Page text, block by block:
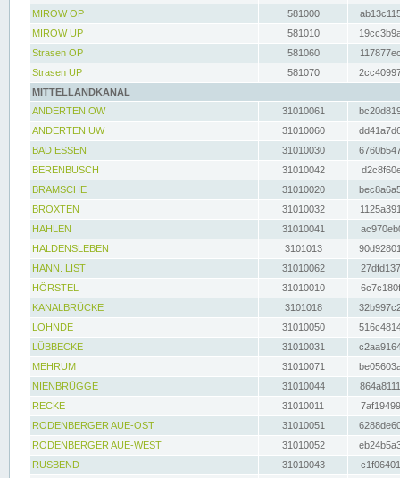
MIROW OP
581000
MIROW UP
581010
Strasen OP
581060
Strasen UP
581070
MITTELLANDKANAL
ANDERTEN OW
31010061
ANDERTEN UW
31010060
BAD ESSEN
31010030
BERENBUSCH
31010042
BRAMSCHE
31010020
BROXTEN
31010032
HAHLEN
31010041
HALDENSLEBEN
3101013
HANN. LIST
31010062
HÖRSTEL
31010010
KANALBRÜCKE
3101018
LOHNDE
31010050
LÜBBECKE
31010031
MEHRUM
31010071
NIENBRÜGGE
31010044
RECKE
31010011
RODENBERGER AUE-OST
31010051
RODENBERGER AUE-WEST
31010052
RUSBEND
31010043